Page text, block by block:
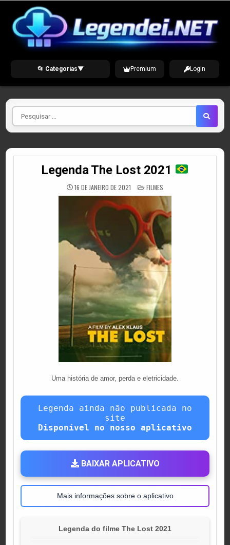
content
📂 Categorias▼ Premium Login
Pesquisar
por
Legenda The Lost 2021
16 DE JANEIRO DE 2021 POSTED
IN
FILMES
Uma história de amor, perda e eletricidade.
Legenda ainda não publicada no
site
Disponível no nosso aplicativo
BAIXAR APLICATIVO
Mais informações sobre o aplicativo
Legenda do filme The Lost 2021